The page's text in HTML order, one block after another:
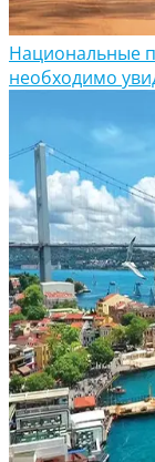
Национальные
необходимо